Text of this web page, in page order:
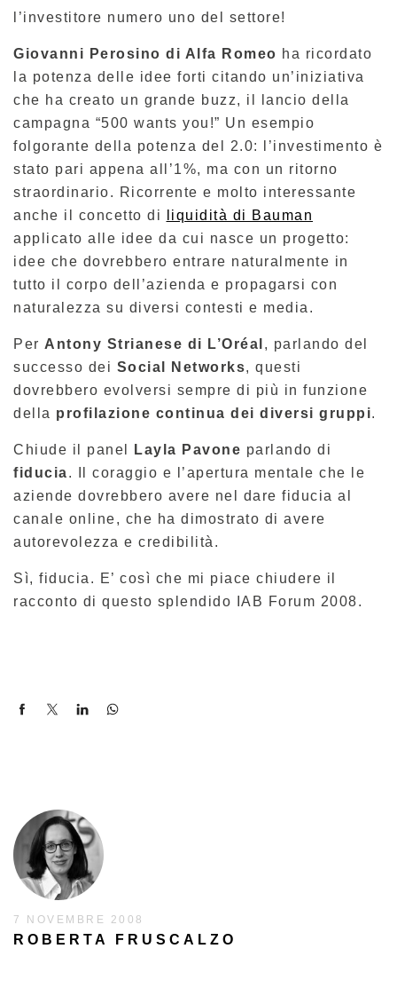
l’investitore numero uno del settore!
Giovanni Perosino di Alfa Romeo ha ricordato
la potenza delle idee forti citando un’iniziativa
che ha creato un grande buzz, il lancio della
campagna “500 wants you!” Un esempio
folgorante della potenza del 2.0: l’investimento è
stato pari appena all’1%, ma con un ritorno
straordinario. Ricorrente e molto interessante
anche il concetto di
liquidità di Bauman
applicato alle idee da cui nasce un progetto:
idee che dovrebbero entrare naturalmente in
tutto il corpo dell’azienda e propagarsi con
naturalezza su diversi contesti e media.
Per Antony Strianese di L’Oréal , parlando del
successo dei Social Networks, questi
dovrebbero evolversi sempre di più in funzione
della profilazione continua dei diversi gruppi.
Chiude il panel Layla Pavone parlando di
fiducia. Il coraggio e l’apertura mentale che le
aziende dovrebbero avere nel dare fiducia al
canale online, che ha dimostrato di avere
autorevolezza e credibilità.
Sì, fiducia. E’ così che mi piace chiudere il
racconto di questo splendido IAB Forum 2008.
7 NOVEMBRE 2008
ROBERTA FRUSCALZO